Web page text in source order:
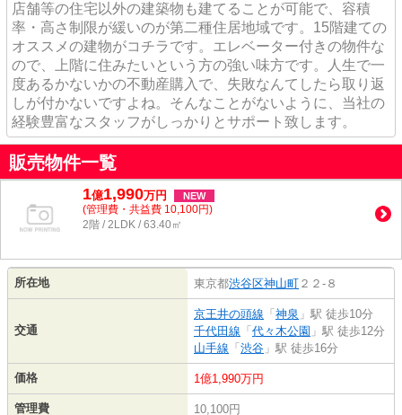
店舗等の住宅以外の建築物も建てることが可能で、容積
率・高さ制限が緩いのが第二種住居地域です。15階建ての
オススメの建物がコチラです。エレベーター付きの物件な
ので、上階に住みたいという方の強い味方です。人生で一
度あるかないかの不動産購入で、失敗なんてしたら取り返
しが付かないですよね。そんなことがないように、当社の
経験豊富なスタッフがしっかりとサポート致します。
販売物件一覧
1億1,990万円 NEW
(管理費・共益費 10,100円)
2階 / 2LDK / 63.40㎡
所在地 東京都渋谷区神山町 ２２-８
交通
京王井の頭線 「 神泉 」駅 徒歩10分
千代田線 「 代々木公園 」駅 徒歩12分
山手線 「 渋谷 」駅 徒歩16分
価格 1億1,990万円
管理費 10,100円